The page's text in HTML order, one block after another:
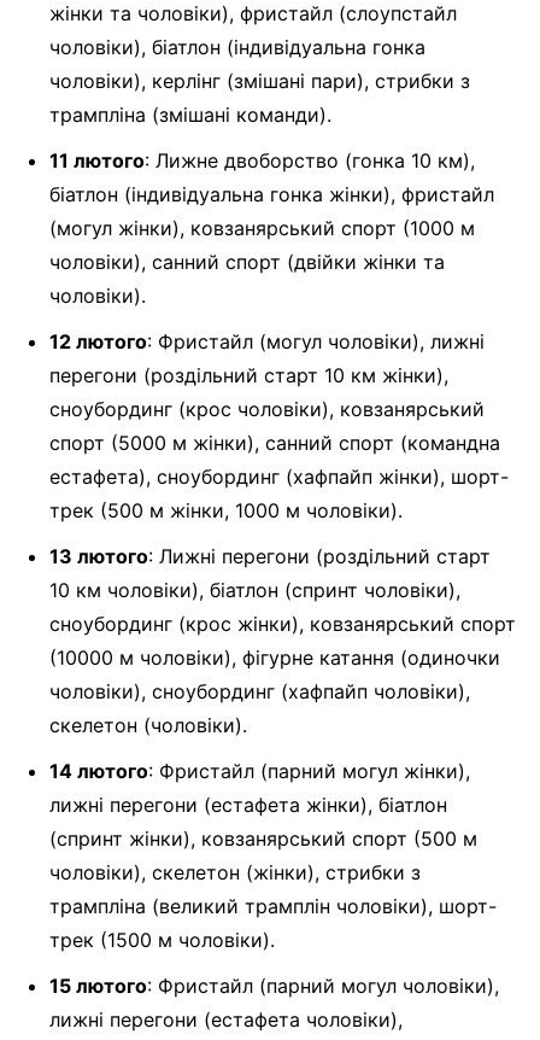
жінки та чоловіки), фристайл (слоупстайл
чоловіки), біатлон (індивідуальна гонка
чоловіки), керлінг (змішані пари), стрибки з
трампліна (змішані команди).
11 лютого: Лижне двоборство (гонка 10 км),
біатлон (індивідуальна гонка жінки), фристайл
(могул жінки), ковзанярський спорт (1000 м
чоловіки), санний спорт (двійки жінки та
чоловіки).
12 лютого: Фристайл (могул чоловіки), лижні
перегони (роздільний старт 10 км жінки),
сноубординг (крос чоловіки), ковзанярський
спорт (5000 м жінки), санний спорт (командна
естафета), сноубординг (хафпайп жінки), шорт-
трек (500 м жінки, 1000 м чоловіки).
13 лютого: Лижні перегони (роздільний старт
10 км чоловіки), біатлон (спринт чоловіки),
сноубординг (крос жінки), ковзанярський спорт
(10000 м чоловіки), фігурне катання (одиночки
чоловіки), сноубординг (хафпайп чоловіки),
скелетон (чоловіки).
14 лютого: Фристайл (парний могул жінки),
лижні перегони (естафета жінки), біатлон
(спринт жінки), ковзанярський спорт (500 м
чоловіки), скелетон (жінки), стрибки з
трампліна (великий трамплін чоловіки), шорт-
трек (1500 м чоловіки).
15 лютого: Фристайл (парний могул чоловіки),
лижні перегони (естафета чоловіки),